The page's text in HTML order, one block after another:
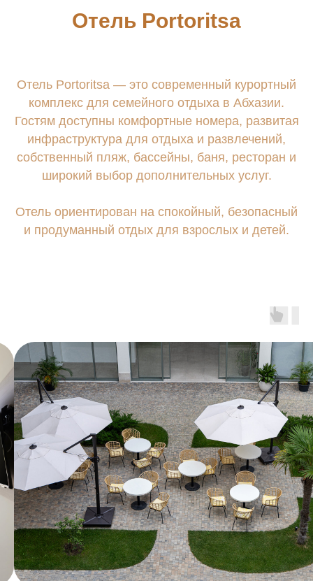
Отель Portoritsa
Отель Portoritsa — это современный курортный
комплекс для семейного отдыха в Абхазии.
Гостям доступны комфортные номера, развитая
инфраструктура для отдыха и развлечений,
собственный пляж, бассейны, баня, ресторан и
широкий выбор дополнительных услуг.
Отель ориентирован на спокойный, безопасный
и продуманный отдых для взрослых и детей.
ПОЛИТИКА ОБРАБОТКИ
СОГЛАСИЕ НА ОБРАБОТКУ
ПЕРСОНАЛЬНЫХ ДАННЫХ
©2026. PORTORITSA.